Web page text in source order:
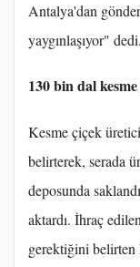
Antalya'dan
yaygınlaşıyor" dedi.
130 bin dal
Kesme çiçek
belirterek, serada
deposunda
aktardı. İhraç
gerektiğini